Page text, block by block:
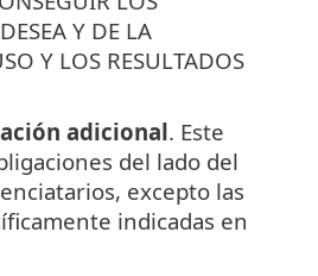
Y DE LA
Y LOS RESULTADOS
adicional. Este
del lado del
excepto las
indicadas en